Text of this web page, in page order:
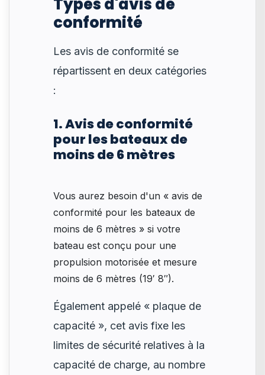
conformité
Les avis de conformité se
répartissent en deux catégories
:
1. Avis de conformité
pour les bateaux de
moins de 6 mètres
Vous aurez besoin d'un « avis de
conformité pour les bateaux de
moins de 6 mètres » si votre
bateau est conçu pour une
propulsion motorisée et mesure
moins de 6 mètres (19′ 8″).
Également appelé « plaque de
capacité », cet avis fixe les
limites de sécurité relatives à la
capacité de charge, au nombre